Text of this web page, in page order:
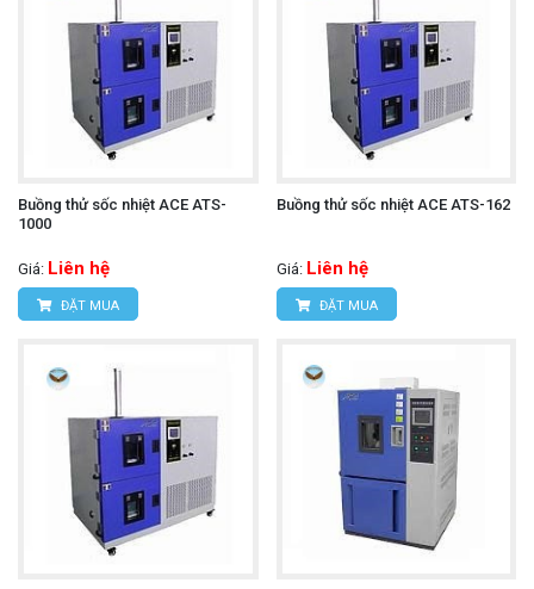
Buồng thử sốc nhiệt ACE ATS-
1000
Giá: Liên hệ
ĐẶT MUA
Buồng thử sốc nhiệt ACE ATS-162
Giá: Liên hệ
ĐẶT MUA